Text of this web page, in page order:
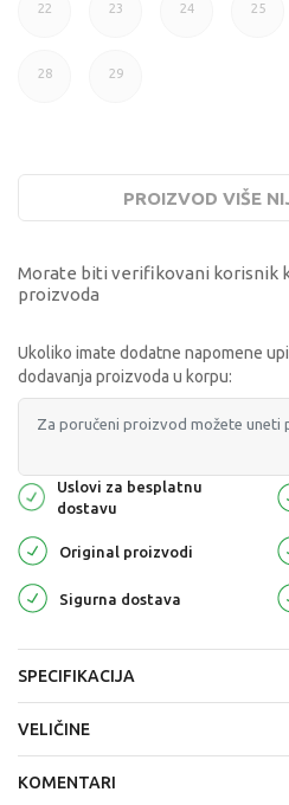
22 23 24 25
28 29
PROIZVOD VIŠE
Morate biti verifikovani korisnik
proizvoda
Ukoliko imate dodatne napomene
dodavanja proizvoda u korpu:
Uslovi za besplatnu
dostavu
Original proizvodi
Sigurna dostava
SPECIFIKACIJA
VELIČINE
KOMENTARI